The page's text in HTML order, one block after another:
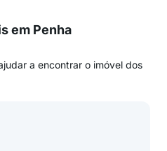
em Penha
a encontrar o imóvel dos